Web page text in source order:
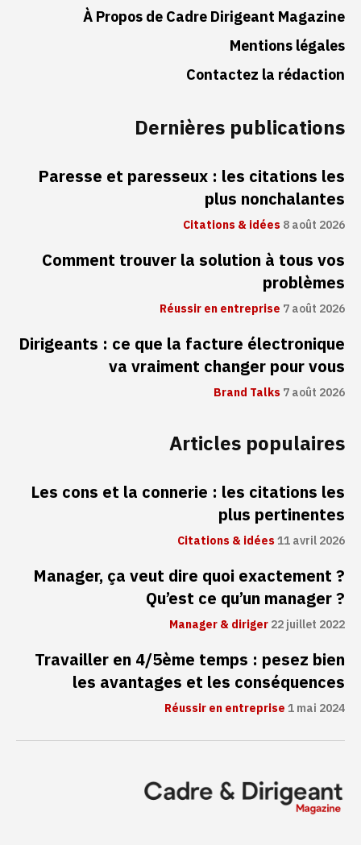
À Propos de Cadre Dirigeant Magazine
Mentions légales
Contactez la rédaction
Dernières publications
Paresse et paresseux : les citations les
plus nonchalantes
Citations & idées8 août 2026
Comment trouver la solution à tous vos
problèmes
Réussir en entreprise 7 août 2026
Dirigeants : ce que la facture électronique
va vraiment changer pour vous
Brand Talks7 août 2026
Articles populaires
Les cons et la connerie : les citations les
plus pertinentes
Citations & idées11 avril 2026
Manager, ça veut dire quoi exactement ?
Qu’est ce qu’un manager ?
Manager & diriger22 juillet 2022
Travailler en 4/5ème temps : pesez bien
les avantages et les conséquences
Réussir en entreprise1 mai 2024